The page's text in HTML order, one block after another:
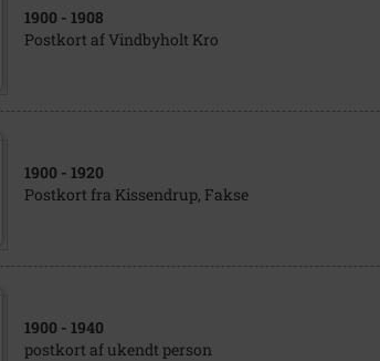
1900 - 1908
Postkort af Vindbyholt Kro
1900 - 1920
Postkort fra Kissendrup, Fakse
1900 - 1940
postkort af ukendt person